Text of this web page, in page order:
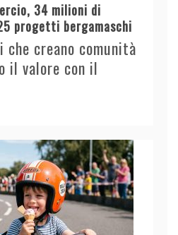
34 milioni di
progetti bergamaschi
creano comunità
il valore con il